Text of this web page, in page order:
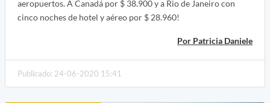
aeropuertos. A Canadá por $ 38.900 y a Rio de Janeiro con
cinco noches de hotel y aéreo por $ 28.960!
Por Patricia Daniele
Publicado: 24-06-2020 15:41